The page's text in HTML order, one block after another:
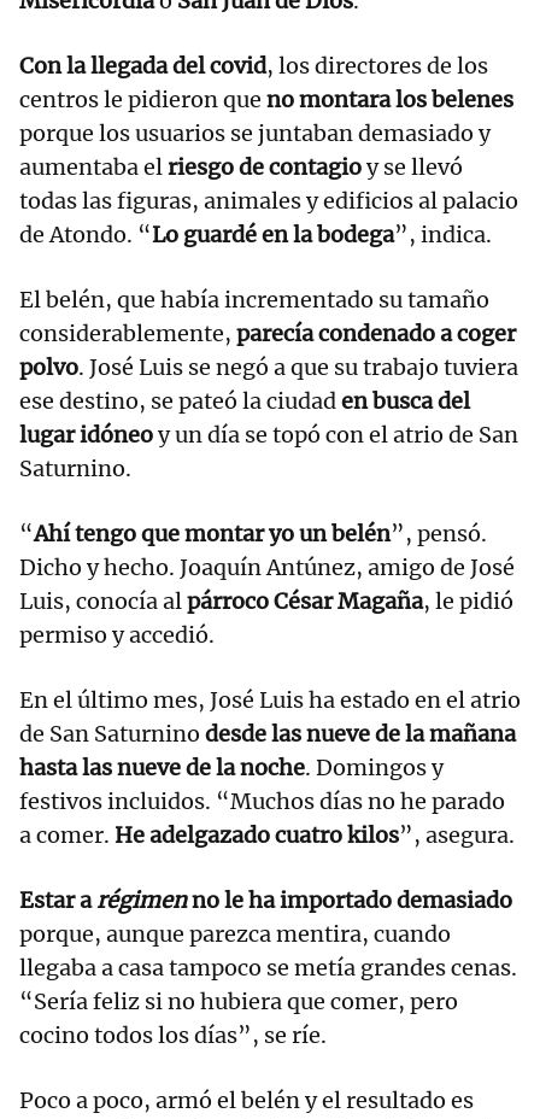
Con la llegada del covid, los directores de los
centros le pidieron que no montara los belenes
porque los usuarios se juntaban demasiado y
aumentaba elriesgo de contagioy se llevó
todas las figuras, animales y edificios al palacio
de Atondo. “Lo guardé en la bodega”, indica.
El belén, que había incrementado su tamaño
considerablemente, parecía condenado a coger
polvo. José Luis se negó a que su trabajo tuviera
ese destino, se pateó la ciudaden busca del
lugar idóneoy un día se topó con el atrio de San
Saturnino.
“Ahí tengo que montar yo un belén”, pensó.
Dicho y hecho. Joaquín Antúnez, amigo de José
Luis, conocía alpárroco César Magaña, le pidió
permiso y accedió.
En el último mes, José Luis ha estado en el atrio
de San Saturnino desde las nueve de la mañana
hasta las nueve de la noche. Domingos y
festivos incluidos. “Muchos días no he parado
a comer. He adelgazado cuatro kilos”, asegura.
Estar arégimenno le ha importado demasiado
porque, aunque parezca mentira, cuando
llegaba a casa tampoco se metía grandes cenas.
“Sería feliz si no hubiera que comer, pero
cocino todos los días”, se ríe.
Poco a poco, armó el belén y el resultado es